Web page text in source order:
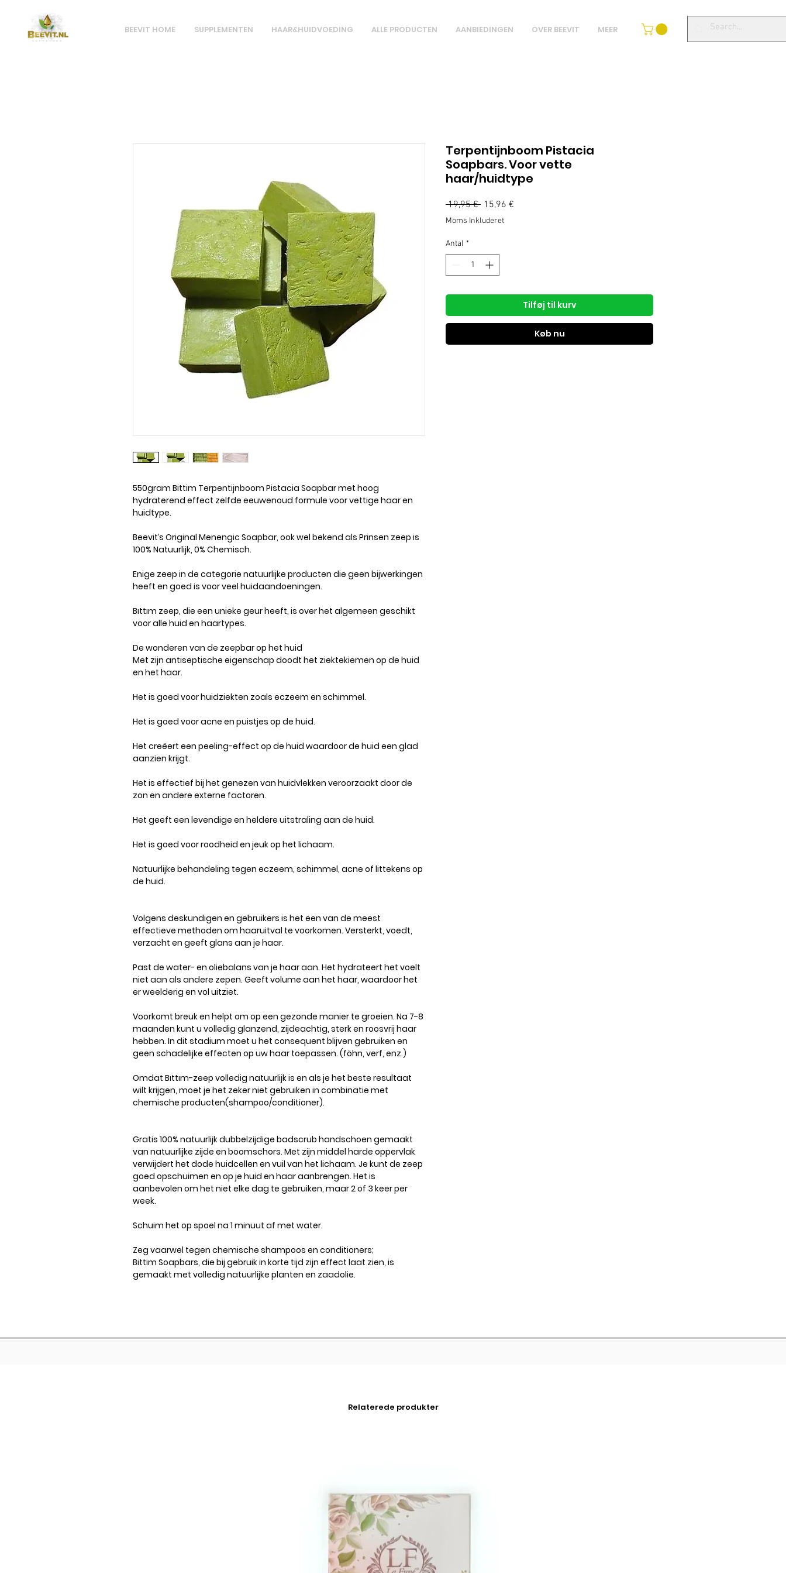
BEEVIT HOME SUPPLEMENTEN HAAR&HUIDVOEDING ALLE PRODUCTEN AANBIEDINGEN OVER BEEVIT MEER
550gram Bittim Terpentijnboom Pistacia Soapbar met hoog
hydraterend effect zelfde eeuwenoud formule voor vettige haar en
huidtype.
Beevit’s Original Menengic Soapbar, ook wel bekend als Prinsen zeep is
100% Natuurlijk, 0% Chemisch.
Enige zeep in de categorie natuurlijke producten die geen bijwerkingen
heeft en goed is voor veel huidaandoeningen.
Bıttım zeep, die een unieke geur heeft, is over het algemeen geschikt
voor alle huid en haartypes.
De wonderen van de zeepbar op het huid
Met zijn antiseptische eigenschap doodt het ziektekiemen op de huid
en het haar.
Het is goed voor huidziekten zoals eczeem en schimmel.
Het is goed voor acne en puistjes op de huid.
Het creëert een peeling-effect op de huid waardoor de huid een glad
aanzien krijgt.
Het is effectief bij het genezen van huidvlekken veroorzaakt door de
zon en andere externe factoren.
Het geeft een levendige en heldere uitstraling aan de huid.
Het is goed voor roodheid en jeuk op het lichaam.
Natuurlijke behandeling tegen eczeem, schimmel, acne of littekens op
de huid.
Volgens deskundigen en gebruikers is het een van de meest
effectieve methoden om haaruitval te voorkomen. Versterkt, voedt,
verzacht en geeft glans aan je haar.
Past de water- en oliebalans van je haar aan. Het hydrateert het voelt
niet aan als andere zepen. Geeft volume aan het haar, waardoor het
er weelderig en vol uitziet.
Voorkomt breuk en helpt om op een gezonde manier te groeien. Na 7-8
maanden kunt u volledig glanzend, zijdeachtig, sterk en roosvrij haar
hebben. In dit stadium moet u het consequent blijven gebruiken en
geen schadelijke effecten op uw haar toepassen. (föhn, verf, enz.)
Omdat Bıttım-zeep volledig natuurlijk is en als je het beste resultaat
wilt krijgen, moet je het zeker niet gebruiken in combinatie met
chemische producten(shampoo/conditioner).
Gratis 100% natuurlijk dubbelzijdige badscrub handschoen gemaakt
van natuurlijke zijde en boomschors. Met zijn middel harde oppervlak
verwijdert het dode huidcellen en vuil van het lichaam. Je kunt de zeep
goed opschuimen en op je huid en haar aanbrengen. Het is
aanbevolen om het niet elke dag te gebruiken, maar 2 of 3 keer per
week.
Schuim het op spoel na 1 minuut af met water.
Zeg vaarwel tegen chemische shampoos en conditioners;
Bittim Soapbars, die bij gebruik in korte tijd zijn effect laat zien, is
gemaakt met volledig natuurlijke planten en zaadolie.
Terpentijnboom Pistacia
Soapbars. Voor vette
haar/huidtype
19,95 € Regulær
pris
15,96 €
Moms Inkluderet
Antal *
Tilføj til kurv
Køb nu
Relaterede produkter